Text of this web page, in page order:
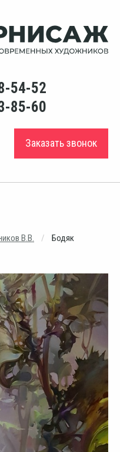
54-52
85-60
Заказать звонок
В.В. Бодяк